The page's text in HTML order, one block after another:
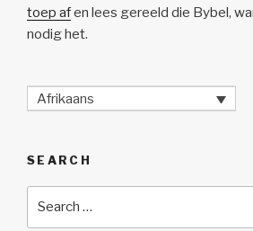
toep afen lees gereeld die Bybel,
nodig het.
Afrikaans
SEARCH